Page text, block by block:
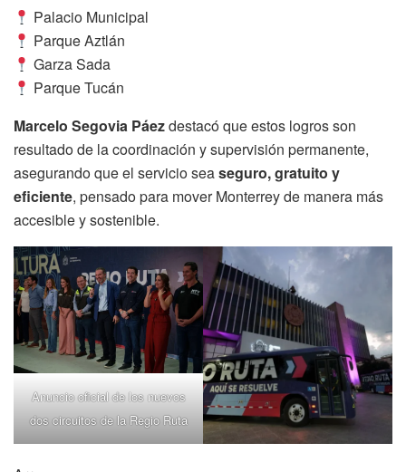
Palacio Municipal
Parque Aztlán
Garza Sada
Parque Tucán
Marcelo Segovia Páezdestacó que estos logros son
resultado de la coordinación y supervisión permanente,
asegurando que el servicio seaseguro, gratuito y
eficiente, pensado para mover Monterrey de manera más
accesible y sostenible.
Anuncio oficial de los nuevos
dos circuitos de la Regio Ruta